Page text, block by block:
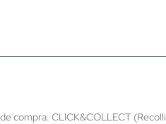
compra. CLICK&COLLECT